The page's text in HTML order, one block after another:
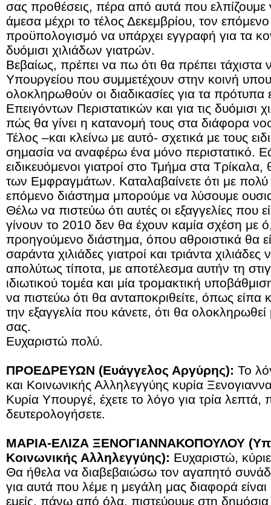
σας προθέσεις, πέρα από αυτά που
άμεσα μέχρι το τέλος Δεκεμβρίου, τον
προϋπολογισμό να υπάρχει εγγραφή για τα
δυόμισι χιλιάδων γιατρών.
Βεβαίως, πρέπει να πω ότι θα πρέπει τάχιστα
Υπουργείου που συμμετέχουν στην κοινή
ολοκληρωθούν οι διαδικασίες για τα
Επειγόντων Περιστατικών και για τις δυόμισι
πώς θα γίνει η κατανομή τους στα διάφορα
Τέλος –και κλείνω με αυτό- σχετικά με τους
σημασία να αναφέρω ένα μόνο περιστατικό.
ειδικευόμενοι γιατροί στο Τμήμα στα
των Εμφραγμάτων. Καταλαβαίνετε ότι με
επόμενο διάστημα μπορούμε να λύσουμε
Θέλω να πιστεύω ότι αυτές οι εξαγγελίες που
γίνουν το 2010 δεν θα έχουν καμία σχέση με
προηγούμενο διάστημα, όπου αθροιστικά θα
σαράντα χιλιάδες γιατροί και τριάντα χιλιάδες
απολύτως τίποτα, με αποτέλεσμα αυτήν τη
ιδιωτικού τομέα και μία τρομακτική
να πιστεύω ότι θα ανταποκριθείτε, όπως είπα
την εξαγγελία που κάνετε, ότι θα ολοκληρωθεί
σας.
Ευχαριστώ πολύ.
ΠΡΟΕΔΡΕΥΩΝ (Ευάγγελος Αργύρης): Το
και Κοινωνικής Αλληλεγγύης κυρία
Κυρία Υπουργέ, έχετε το λόγο για τρία λεπτά,
δευτερολογήσετε.
ΜΑΡΙΑ-ΕΛΙΖΑ ΞΕΝΟΓΙΑΝΝΑΚΟΠΟΥΛΟΥ
Κοινωνικής Αλληλεγγύης): Ευχαριστώ,
Θα ήθελα να διαβεβαιώσω τον αγαπητό
για αυτά που λέμε η μεγάλη μας διαφορά είναι
εμείς, πάνω από όλα, πιστεύουμε στη